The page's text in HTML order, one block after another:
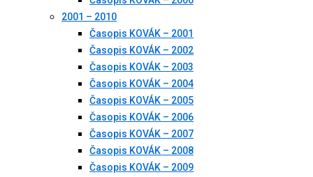
2001 – 2010
Časopis KOVÁK – 2001
Časopis KOVÁK – 2002
Časopis KOVÁK – 2003
Časopis KOVÁK – 2004
Časopis KOVÁK – 2005
Časopis KOVÁK – 2006
Časopis KOVÁK – 2007
Časopis KOVÁK – 2008
Časopis KOVÁK – 2009